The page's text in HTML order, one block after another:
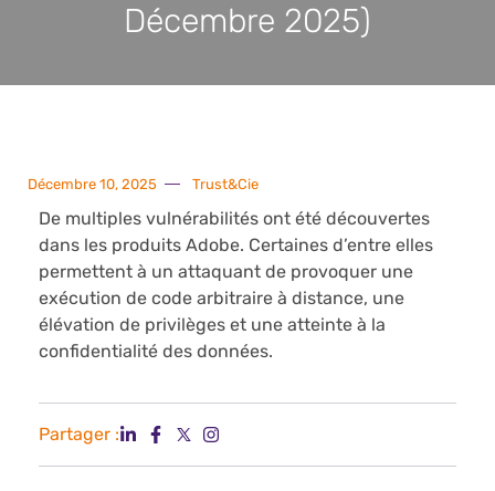
Décembre 2025)
Décembre 10, 2025 Trust&Cie
De multiples vulnérabilités ont été découvertes
dans les produits Adobe. Certaines d’entre elles
permettent à un attaquant de provoquer une
exécution de code arbitraire à distance, une
élévation de privilèges et une atteinte à la
confidentialité des données.
Partager :